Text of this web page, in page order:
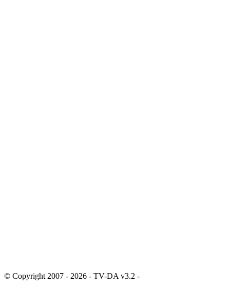
© Copyright 2007 - 2026 - TV-DA v3.2 -